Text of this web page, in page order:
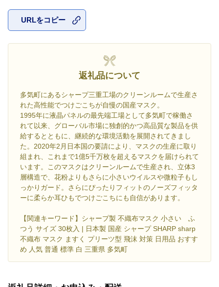
URLをコピー
返礼品について
多気町にあるシャープ三重工場のクリーンルームで生産さ
れた高性能でつけごこちが自慢の国産マスク。
1995年に液晶パネルの最先端工場として多気町で稼働さ
れて以来、グローバル市場に独創的かつ高品質な製品を供
給するとともに、継続的な環境活動を展開されてきまし
た。2020年2月日本国の要請により、マスクの生産に取り
組まれ、これまで1億5千万枚を超えるマスクを届けられて
います。このマスクはクリーンルームで生産され、立体3
層構造で、花粉よりもさらに小さいウイルスや微粒子もし
っかりガード。さらにぴったりフィットのノーズフィッタ
ーに柔らか耳ひもでつけごこちにも自信があります。
【関連キーワード】シャープ製 不織布マスク 小さい ふ
つう サイズ 30枚入 | 日本製 国産 シャープ SHARP sharp
不織布 マスク ますく プリーツ型 飛沫 対策 日用品 おすす
め 人気 普通 標準 白 三重県 多気町